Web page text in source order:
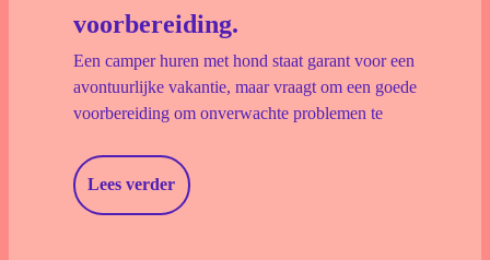
voorbereiding.
Een camper huren met hond staat garant voor een
avontuurlijke vakantie, maar vraagt om een goede
voorbereiding om onverwachte problemen te
Lees verder